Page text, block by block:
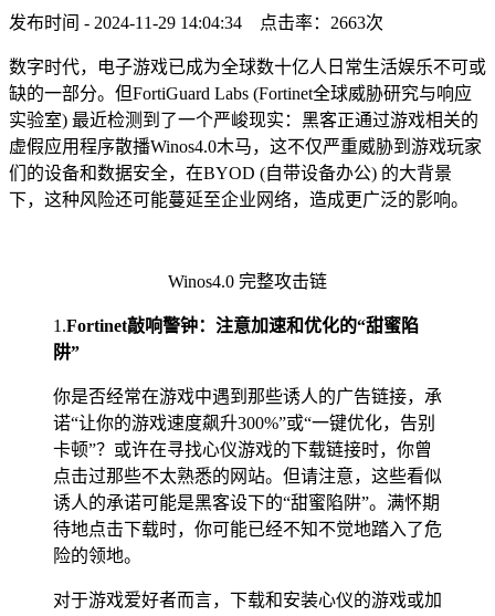
发布时间 - 2024-11-29 14:04:34 点击率：2663次
数字时代，电子游戏已成为全球数十亿人日常生活娱乐不可或
缺的一部分。但FortiGuard Labs (Fortinet全球威胁研究与响应
实验室) 最近检测到了一个严峻现实：黑客正通过游戏相关的
虚假应用程序散播Winos4.0木马，这不仅严重威胁到游戏玩家
们的设备和数据安全，在BYOD (自带设备办公) 的大背景
下，这种风险还可能蔓延至企业网络，造成更广泛的影响。
Winos4.0 完整攻击链
1.Fortinet敲响警钟：注意加速和优化的“甜蜜陷
阱”
你是否经常在游戏中遇到那些诱人的广告链接，承
诺“让你的游戏速度飙升300%”或“一键优化，告别
卡顿”？或许在寻找心仪游戏的下载链接时，你曾
点击过那些不太熟悉的网站。但请注意，这些看似
诱人的承诺可能是黑客设下的“甜蜜陷阱”。满怀期
待地点击下载时，你可能已经不知不觉地踏入了危
险的领地。
对于游戏爱好者而言，下载和安装心仪的游戏或加